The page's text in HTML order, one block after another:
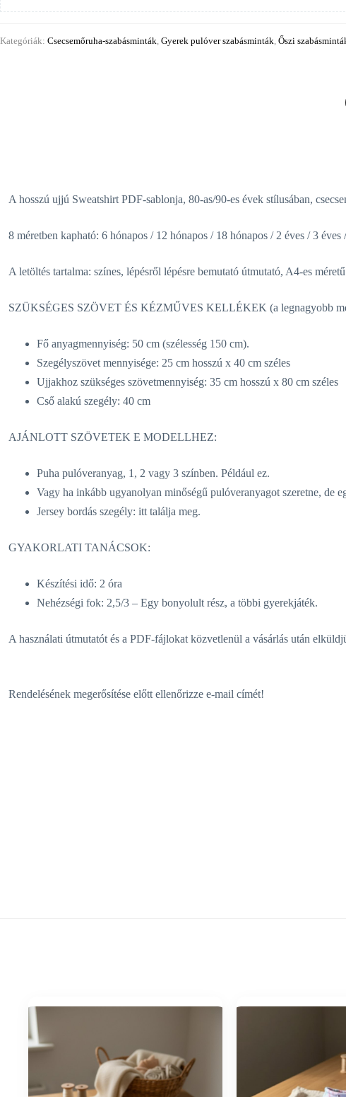
Kategóriák: Csecsemőruha-szabásminták Gyerek pulóver szabásminták Őszi
A hosszú ujjú Sweatshirt PDF-sablonja, 80-as/90-es évek stílusában,
8 méretben kapható: 6 hónapos / 12 hónapos / 18 hónapos / 2 éves / 3 éves
A letöltés tartalma: színes, lépésről lépésre bemutató útmutató, A4-es
SZÜKSÉGES SZÖVET ÉS KÉZMŰVES KELLÉKEK (a legnagyobb
Fő anyagmennyiség: 50 cm (szélesség 150 cm).
Szegélyszövet mennyisége: 25 cm hosszú x 40 cm széles
Ujjakhoz szükséges szövetmennyiség: 35 cm hosszú x 80 cm széles
Cső alakú szegély: 40 cm
AJÁNLOTT SZÖVETEK E MODELLHEZ:
Puha pulóveranyag, 1, 2 vagy 3 színben. Például ez.
Vagy ha inkább ugyanolyan minőségű pulóveranyagot szeretne, de
Jersey bordás szegély: itt találja meg.
GYAKORLATI TANÁCSOK:
Készítési idő: 2 óra
Nehézségi fok: 2,5/3 – Egy bonyolult rész, a többi gyerekjáték.
A használati útmutatót és a PDF-fájlokat közvetlenül a vásárlás után
Rendelésének megerősítése előtt ellenőrizze e-mail címét!